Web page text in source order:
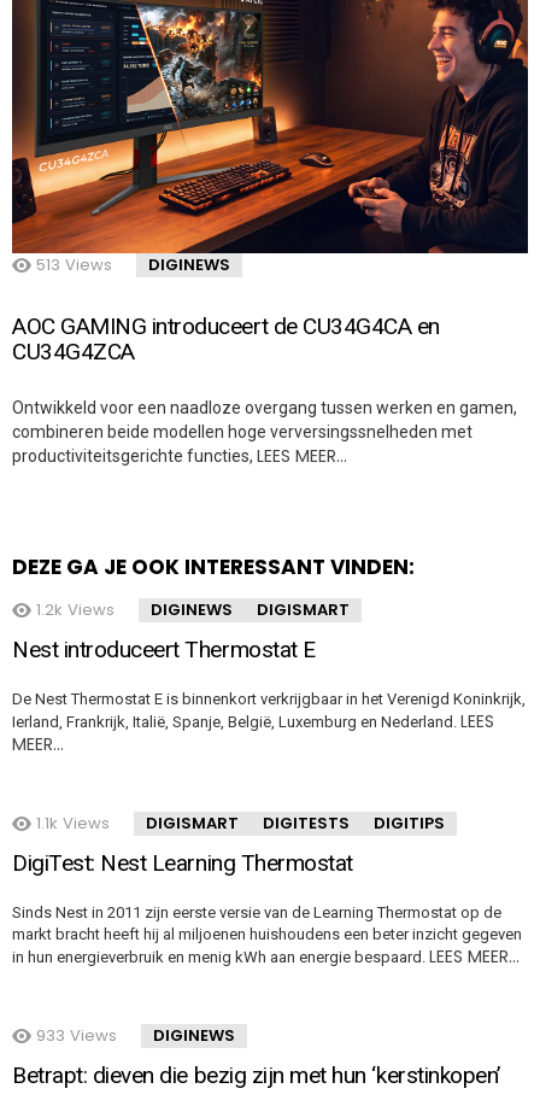
513 Views DIGINEWS
AOC GAMING introduceert de CU34G4CA en
CU34G4ZCA
Ontwikkeld voor een naadloze overgang tussen werken en gamen,
combineren beide modellen hoge verversingssnelheden met
productiviteitsgerichte functies, LEES MEER…
DEZE GA JE OOK INTERESSANT VINDEN:
1.2k Views DIGINEWS DIGISMART
Nest introduceert Thermostat E
De Nest Thermostat E is binnenkort verkrijgbaar in het Verenigd Koninkrijk,
Ierland, Frankrijk, Italië, Spanje, België, Luxemburg en Nederland. LEES
MEER…
1.1k Views DIGISMART DIGITESTS DIGITIPS
DigiTest: Nest Learning Thermostat
Sinds Nest in 2011 zijn eerste versie van de Learning Thermostat op de
markt bracht heeft hij al miljoenen huishoudens een beter inzicht gegeven
in hun energieverbruik en menig kWh aan energie bespaard. LEES MEER…
933 Views DIGINEWS
Betrapt: dieven die bezig zijn met hun ‘kerstinkopen’